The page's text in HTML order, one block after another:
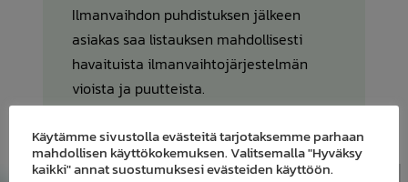
Ilmanvaihdon puhdistuksen jälkeen
asiakas saa listauksen mahdollisesti
havaituista ilmanvaihtojärjestelmän
vioista ja puutteista.
Käytämme sivustolla evästeitä tarjotaksemme parhaan
mahdollisen käyttökokemuksen. Valitsemalla "Hyväksy
kaikki" annat suostumuksesi evästeiden käyttöön.